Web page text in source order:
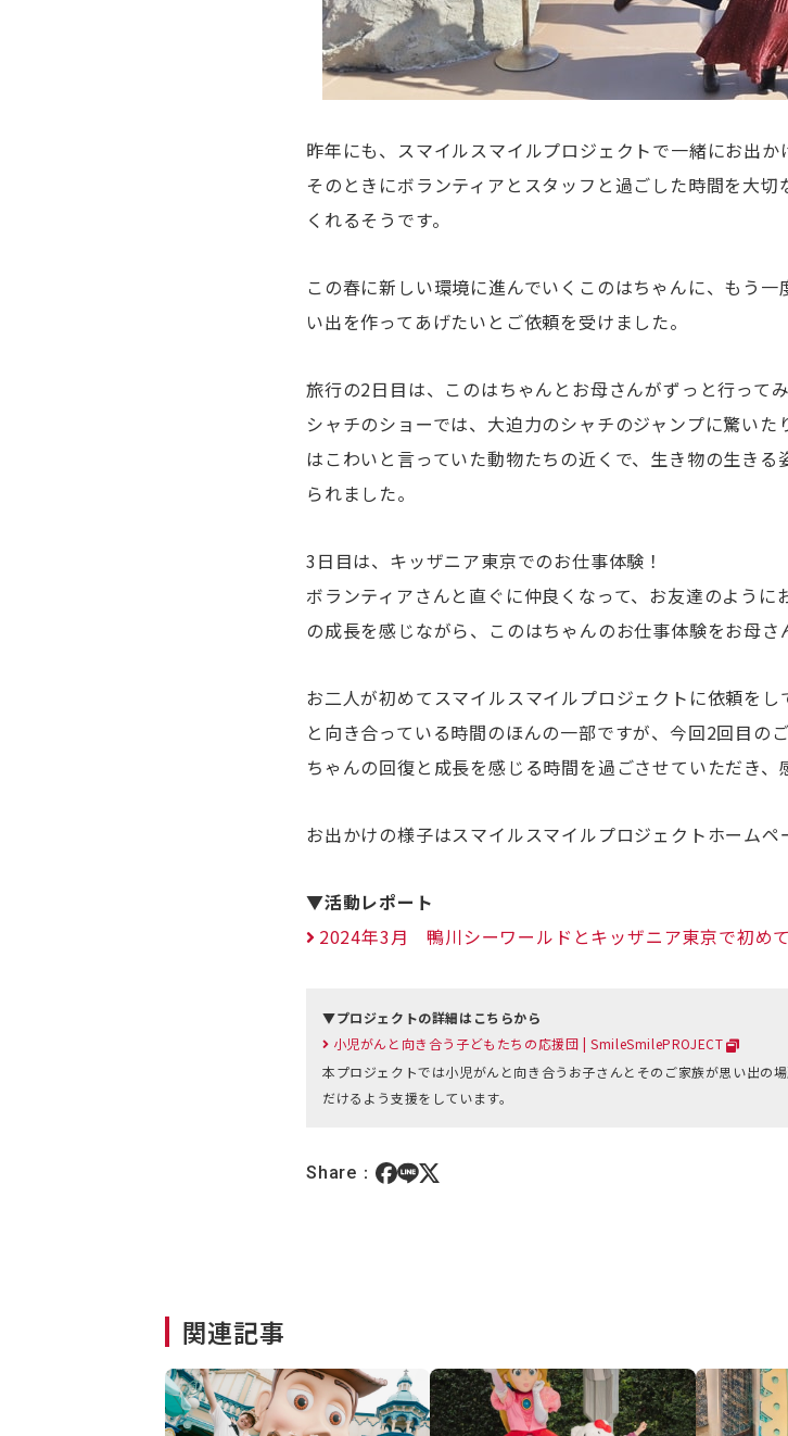
昨年にも、スマイルスマイルプロジェクトで一緒にお出か
そのときにボランティアとスタッフと過ごした時間を大
くれるそうです。
この春に新しい環境に進んでいくこのはちゃんに、もう
い出を作ってあげたいとご依頼を受けました。
旅行の2日目は、このはちゃんとお母さんがずっと行って
シャチのショーでは、大迫力のシャチのジャンプに驚い
はこわいと言っていた動物たちの近くで、生き物の生き
られました。
3日目は、キッザニア東京でのお仕事体験！
ボランティアさんと直ぐに仲良くなって、お友達のよう
の成長を感じながら、このはちゃんのお仕事体験をお母さ
お二人が初めてスマイルスマイルプロジェクトに依頼を
と向き合っている時間のほんの一部ですが、今回2回目の
ちゃんの回復と成長を感じる時間を過ごさせていただき、
お出かけの様子はスマイルスマイルプロジェクトホームペ
▼活動レポート
2024年3月 鴨川シーワールドとキッザニア東京で初め
▼プロジェクトの詳細はこちらから
小児がんと向き合う子どもたちの応援団 | SmileSmilePROJECT
本プロジェクトでは小児がんと向き合うお子さんとそのご家族が思い出の
だけるよう支援をしています。
Share：
関連記事